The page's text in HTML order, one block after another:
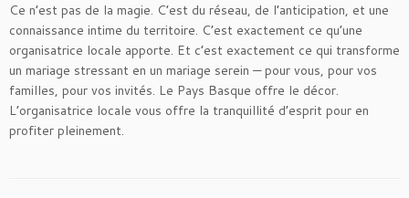
Ce n’est pas de la magie. C’est du réseau, de l’anticipation, et une
connaissance intime du territoire. C’est exactement ce qu’une
organisatrice locale apporte. Et c’est exactement ce qui transforme
un mariage stressant en un mariage serein — pour vous, pour vos
familles, pour vos invités. Le Pays Basque offre le décor.
L’organisatrice locale vous offre la tranquillité d’esprit pour en
profiter pleinement.